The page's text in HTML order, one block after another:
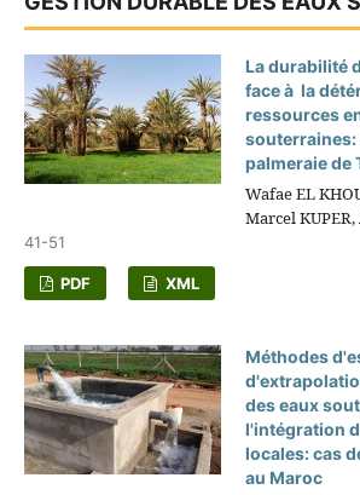
La durabilité
face à la
ressources
souterraines:
palmeraie de
Wafae EL
Marcel
41-51
PDF XML
Méthodes
des eaux
l'intégration
locales: cas
au Maroc